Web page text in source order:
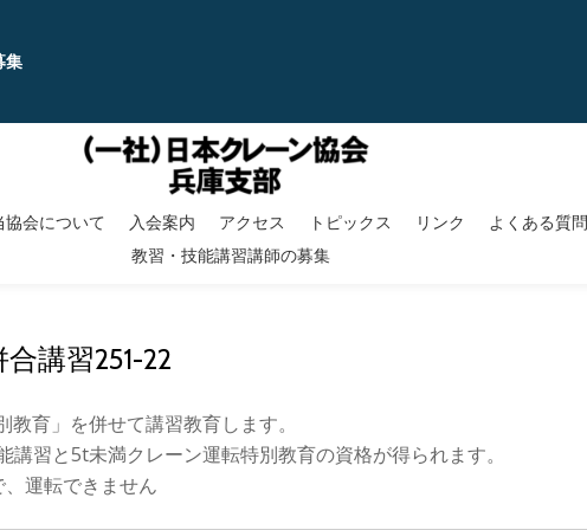
集
協会について 入会案内 アクセス トピックス リンク よくある質問
教習・技能講習講師の募集
講習251-22
育」を併せて講習教育します。
習と5t未満クレーン運転特別教育の資格が得られます。
運転できません